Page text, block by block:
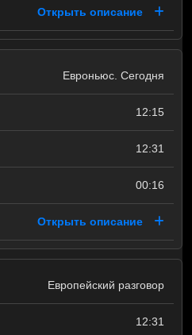
Открыть описание
Евроньюс. Сегодня
12:15
12:31
00:16
Открыть описание
Европейский разговор
12:31